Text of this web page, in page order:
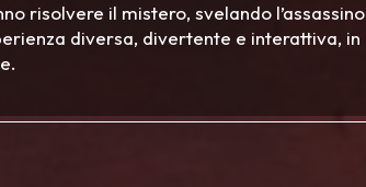
risolvere il mistero, svelando l’assassino
diversa, divertente e interattiva, in